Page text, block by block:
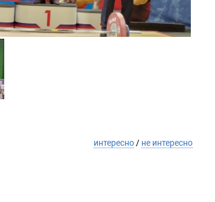
интересно / не интересно